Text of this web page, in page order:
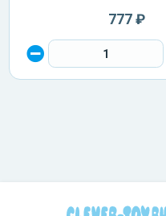
777 ₽